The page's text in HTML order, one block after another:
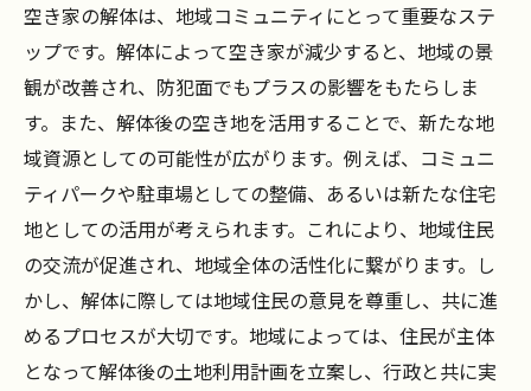
碧南市が取り組む空き家問題解決への具体的な
ステップ
解体を促進するための行政支援策
住民と行政が一体となった問題解決の取り
組み
空き家問題への新たな解決策を模索する
地域企業との連携による効果的なアプロー
チ
解体後の土地利用とそれに伴う収益化手法
長期的な視点で見る空き家問題解決のビジ
空き家の解体は、地域コミュニティにとって重要なステ
ップです。解体によって空き家が減少すると、地域の景
観が改善され、防犯面でもプラスの影響をもたらしま
す。また、解体後の空き地を活用することで、新たな地
域資源としての可能性が広がります。例えば、コミュニ
ティパークや駐車場としての整備、あるいは新たな住宅
地としての活用が考えられます。これにより、地域住民
の交流が促進され、地域全体の活性化に繋がります。し
かし、解体に際しては地域住民の意見を尊重し、共に進
めるプロセスが大切です。地域によっては、住民が主体
となって解体後の土地利用計画を立案し、行政と共に実